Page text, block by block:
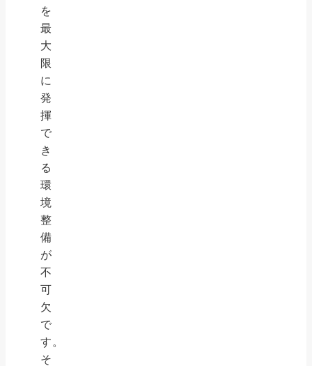
を
最
大
限
に
発
揮
で
き
る
環
境
整
備
が
不
可
欠
で
す。
そ